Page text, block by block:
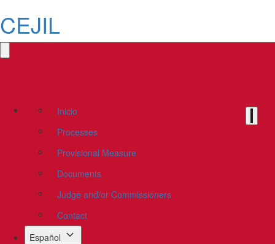
CEJIL
Inicio
Processes
Provisional Measure
Documents
Judge and/or Commissioners
Contact
Español